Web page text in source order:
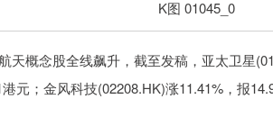
概念股全线飙升，截至发稿，亚太卫星
元；金风科技(02208.HK)涨11.41%，报
0.01%